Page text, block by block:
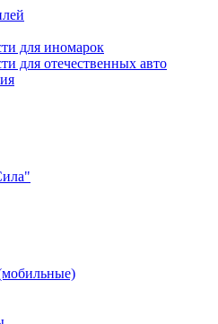
для иномарок
для отечественных авто